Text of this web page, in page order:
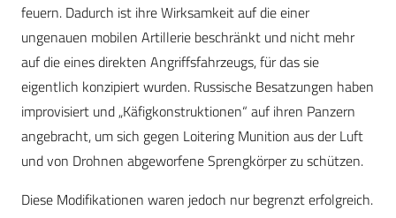
feuern. Dadurch ist ihre Wirksamkeit auf die einer
ungenauen mobilen Artillerie beschränkt und nicht mehr
auf die eines direkten Angriffsfahrzeugs, für das sie
eigentlich konzipiert wurden. Russische Besatzungen haben
improvisiert und „Käfigkonstruktionen“ auf ihren Panzern
angebracht, um sich gegen Loitering Munition aus der Luft
und von Drohnen abgeworfene Sprengkörper zu schützen.
Diese Modifikationen waren jedoch nur begrenzt erfolgreich.